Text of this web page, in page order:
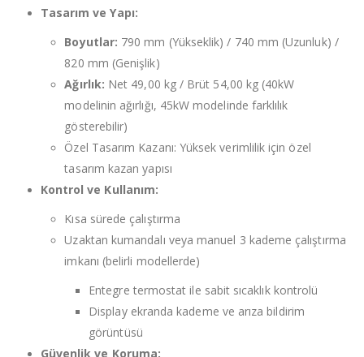
Tasarım ve Yapı:
Boyutlar: 790 mm (Yükseklik) / 740 mm (Uzunluk) /
820 mm (Genişlik)
Ağırlık: Net 49,00 kg / Brüt 54,00 kg (40kW
modelinin ağırlığı, 45kW modelinde farklılık
gösterebilir)
Özel Tasarım Kazanı: Yüksek verimlilik için özel
tasarım kazan yapısı
Kontrol ve Kullanım:
Kısa sürede çalıştırma
Uzaktan kumandalı veya manuel 3 kademe çalıştırma
imkanı (belirli modellerde)
Entegre termostat ile sabit sıcaklık kontrolü
Display ekranda kademe ve arıza bildirim
görüntüsü
Güvenlik ve Koruma: